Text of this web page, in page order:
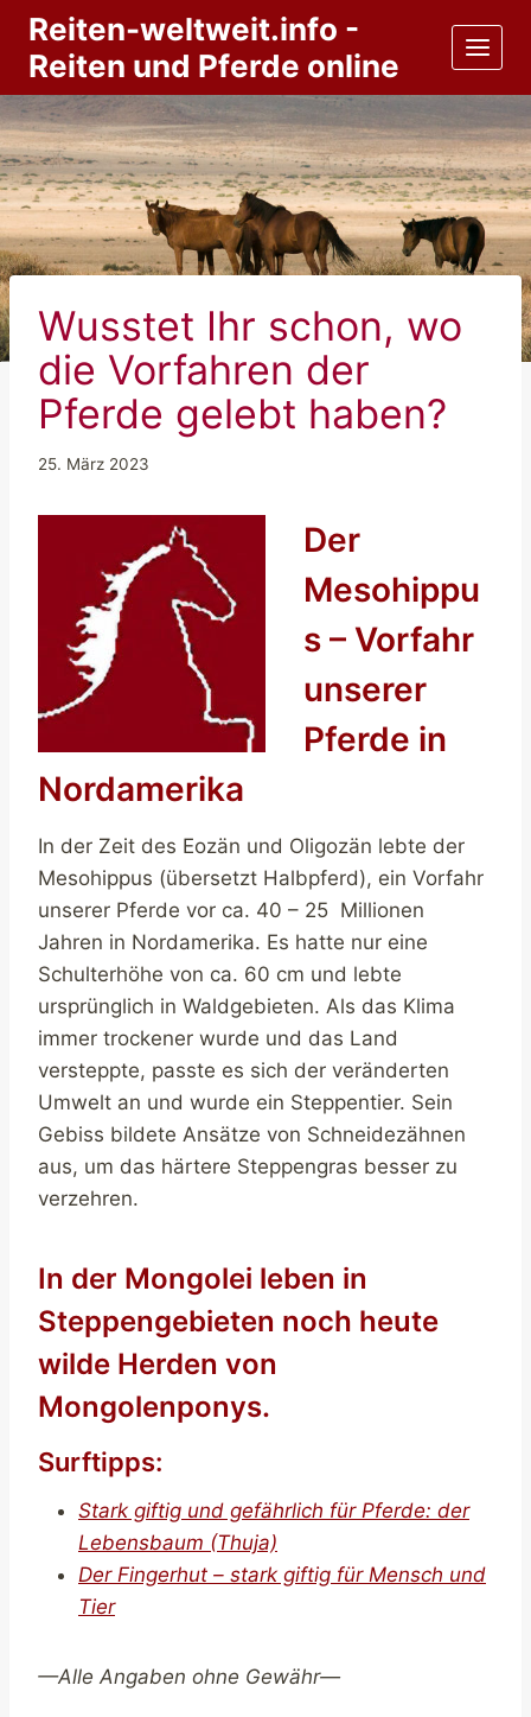
Zum
Inhalt
springen
Reiten-weltweit.info -
Reiten und Pferde online
Wusstet Ihr schon, wo
die Vorfahren der
Pferde gelebt haben?
25. März 2023
Der
Mesohippu
s – Vorfahr
unserer
Pferde in
Nordamerika
In der Zeit des Eozän und Oligozän lebte der
Mesohippus (übersetzt Halbpferd), ein Vorfahr
unserer Pferde vor ca. 40 – 25 Millionen
Jahren in Nordamerika. Es hatte nur eine
Schulterhöhe von ca. 60 cm und lebte
ursprünglich in Waldgebieten. Als das Klima
immer trockener wurde und das Land
versteppte, passte es sich der veränderten
Umwelt an und wurde ein Steppentier. Sein
Gebiss bildete Ansätze von Schneidezähnen
aus, um das härtere Steppengras besser zu
verzehren.
In der Mongolei leben in
Steppengebieten noch heute
wilde Herden von
Mongolenponys.
Surftipps:
Stark giftig und gefährlich für Pferde: der
Lebensbaum (Thuja)
Der Fingerhut – stark giftig für Mensch und
Tier
—Alle Angaben ohne Gewähr—